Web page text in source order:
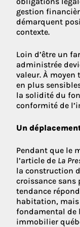
gestion
démarquent
contexte.
Loin d’être un
administrée
valeur. À moyen
en plus
la solidité du
conformité de
Un
Pendant que le
l’article de La
la construction
croissance sans
tendance
habitation, mais
fondamental de
immobilier